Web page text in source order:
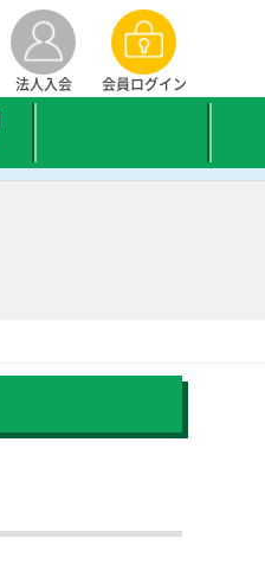
法人入会 会員ログイン